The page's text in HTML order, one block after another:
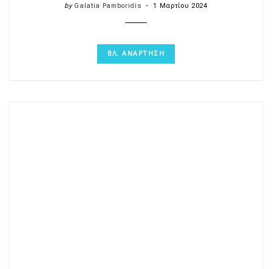
by Galatia Pamboridis 1 Μαρτίου 2024
ΒΛ. ΑΝΑΡΤΗΣΗ